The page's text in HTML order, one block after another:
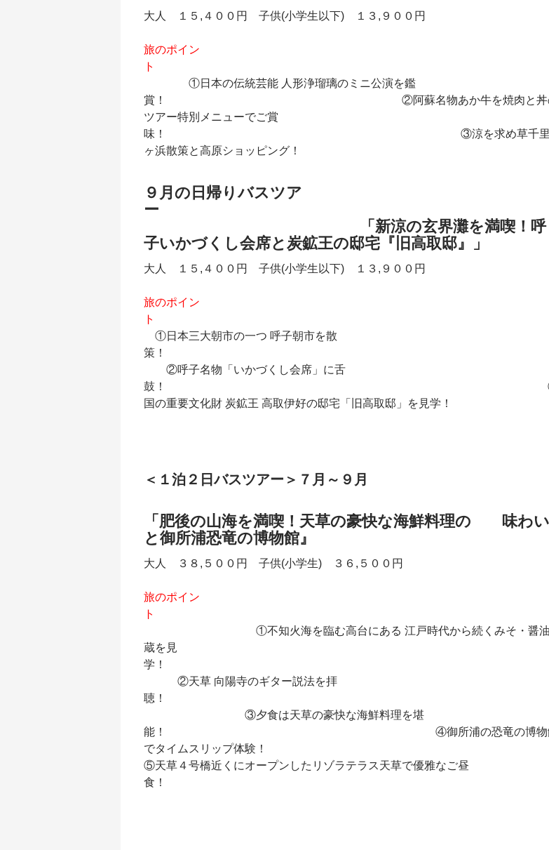
大人 １５,４００円 子供(小学生以下) １３,９００円
旅のポイン
ト
①日本の伝統芸能 人形浄瑠璃のミニ公演を鑑
賞！ ②阿蘇名物あか牛を焼肉と丼
ツアー特別メニューでご賞
味！ ③涼を求め草千里
ヶ浜散策と高原ショッピング！
９月の日帰りバスツア
「新涼の玄界灘を満喫！呼
子いかづくし会席と炭鉱王の邸宅『旧高取邸』」
大人 １５,４００円 子供(小学生以下) １３,９００円
旅のポイン
ト
①日本三大朝市の一つ 呼子朝市を散
策
②呼子名物「いかづくし会席」に舌
鼓！
国の重要文化財 炭鉱王 高取伊好の邸宅「旧高取邸」を見学！
＜１泊２日バスツアー＞７月～９月
「肥後の山海を満喫！天草の豪快な海鮮料理の 味わい
と御所浦恐竜の博物館』
大人 ３８,５００円 子供(小学生) ３６,５００円
旅のポイン
ト
①不知火海を臨む高台にある 江戸時代から続くみそ・醤油
蔵を見
学
②天草 向陽寺のギター説法を拝
聴
③夕食は天草の豪快な海鮮料理を堪
能！ ④御所浦の恐竜の博物
でタイムスリップ体験
⑤天草４号橋近くにオープンしたリゾラテラス天草で優雅なご昼
食！